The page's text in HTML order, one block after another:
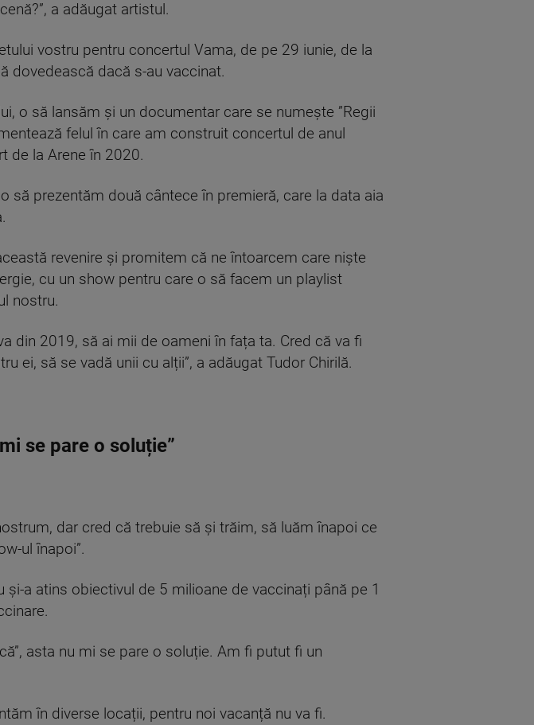
a adăugat artistul.
vostru pentru concertul Vama, de pe 29 iunie, de la
dovedească dacă s-au vaccinat.
o să lansăm și un documentar care se numește ”Regii
felul în care am construit concertul de anul
de la Arene în 2020.
să prezentăm două cântece în premieră, care la data aia
revenire și promitem că ne întoarcem care niște
cu un show pentru care o să facem un playlist
nostru.
din 2019, să ai mii de oameni în fața ta. Cred că va fi
ei, să se vadă unii cu alții”, a adăugat Tudor Chirilă.
se pare o soluție”
dar cred că trebuie să și trăim, să luăm înapoi ce
ul înapoi”.
a atins obiectivul de 5 milioane de vaccinați până pe 1
asta nu mi se pare o soluție. Am fi putut fi un
în diverse locații, pentru noi vacanță nu va fi.